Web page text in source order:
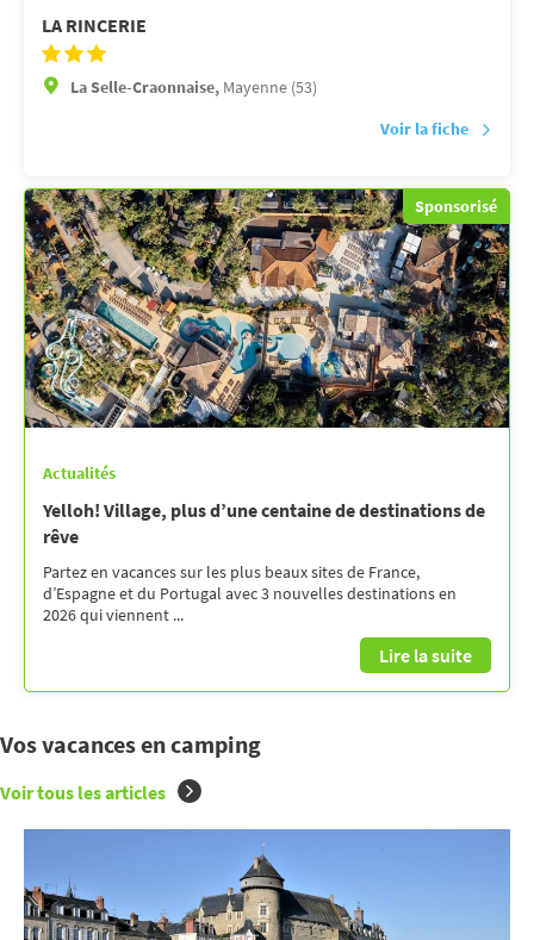
LA RINCERIE
La Selle-Craonnaise, Mayenne (53)
Voir la fiche
Sponsorisé
Actualités
Yelloh! Village, plus d’une centaine de destinations de
rêve
Partez en vacances sur les plus beaux sites de France,
d’Espagne et du Portugal avec 3 nouvelles destinations en
2026 qui viennent ...
Lire la suite
Vos vacances en camping
Voir tous les articles